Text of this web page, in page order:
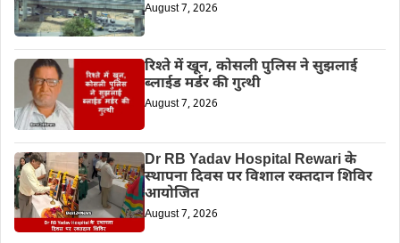
August 7, 2026
रिश्ते में खून, कोसली पुलिस ने सुझलाई
ब्लाईड मर्डर की गुत्थी
August 7, 2026
Dr RB Yadav Hospital Rewari के
स्थापना दिवस पर विशाल रक्तदान शिविर
आयोजित
August 7, 2026